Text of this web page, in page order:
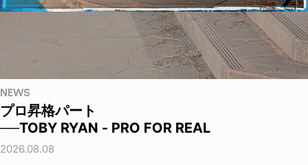
NEWS
プロ昇格パート
──TOBY RYAN - PRO FOR REAL
2026.08.08